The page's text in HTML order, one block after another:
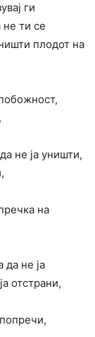
ги
не ти се
плодот на
не ја уништи,
на
да не ja
отстрани,